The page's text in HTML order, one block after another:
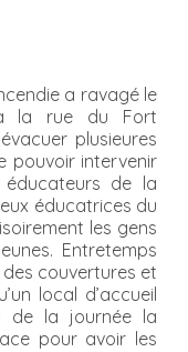
a ravagé le
à la rue du Fort
plusieures
pouvoir intervenir
de la
éducatrices du
les gens
Entretemps
couvertures et
local d’accueil
de la journée la
pour avoir les